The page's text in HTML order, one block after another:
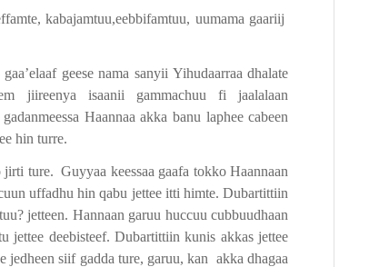
kabajamtuu,eebbifamtuu, uumama gaariij
geese nama sanyii Yihudaarraa dhalate
jiireenya isaanii gammachuu fi jaalalaan
gadanmeessa Haannaa akka banu laphee cabeen
hin turre.
jirti ture. Guyyaa keessaa gaafa tokko Haannaan
uffadhu hin qabu jettee itti himte. Dubartittiin
jetteen. Hannaan garuu huccuu cubbuudhaan
jettee deebisteef. Dubartittiin kunis akkas jettee
jedheen siif gadda ture, garuu, kan akka dhagaa